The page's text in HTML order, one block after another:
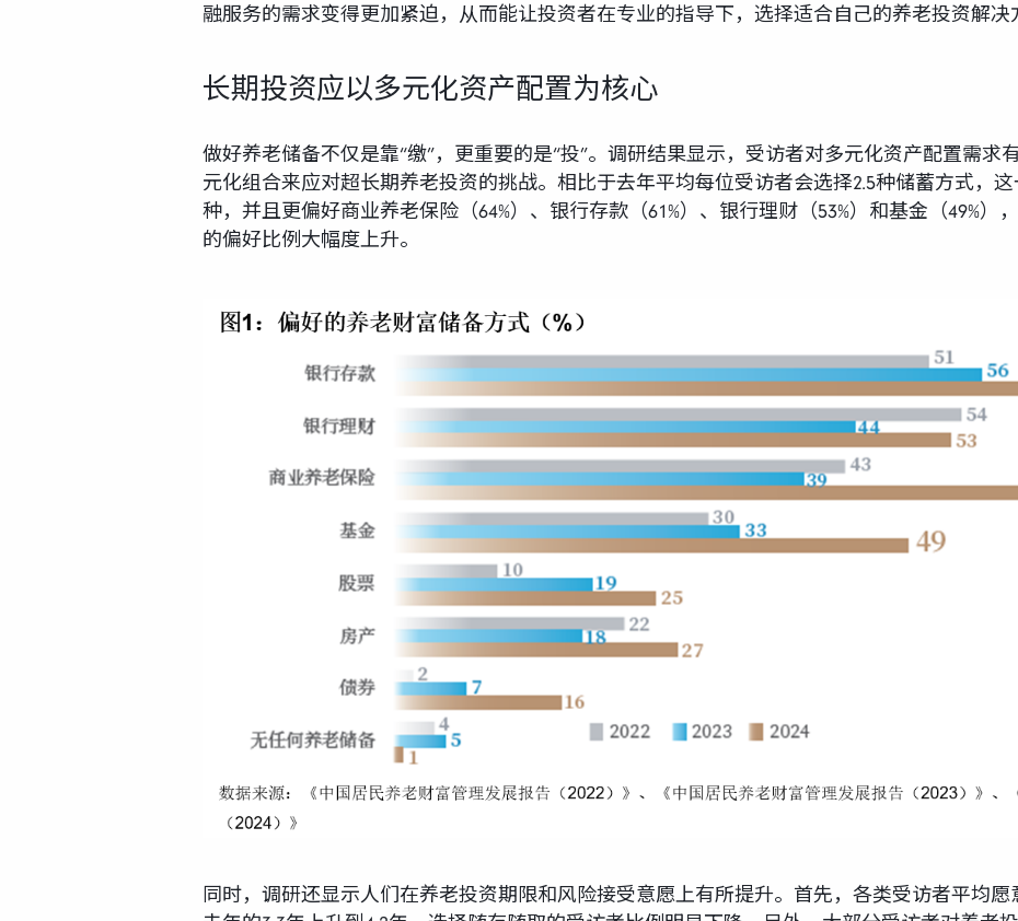
融服务的需求变得更加紧迫，从而能让投资者在专业的指导下，选择适合自己的养老投资解决
长期投资应以多元化资产配置为核心
做好养老储备不仅是靠“缴”，更重要的是“投”。调研结果显示，受访者对多元化资产配置需求
元化组合来应对超长期养老投资的挑战。相比于去年平均每位受访者会选择2.5种储蓄方式，这
种，并且更偏好商业养老保险（64%）、银行存款（61%）、银行理财（53%）和基金（49%）
的偏好比例大幅度上升。
同时，调研还显示人们在养老投资期限和风险接受意愿上有所提升。首先，各类受访者平均